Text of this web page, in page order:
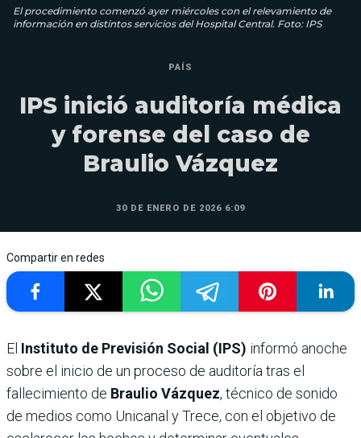
El procedimiento comenzó ayer miércoles con el relevamiento de
información en distintos servicios del Hospital Central. Foto: IPS
PAÍS
IPS inició auditoría médica
y forense del caso de
Braulio Vázquez
30 DE ENERO DE 2026 6:09
Compartir en redes
El Instituto de Previsión Social (IPS) informó anoche
sobre el inicio de un proceso de auditoría tras el
fallecimiento de Braulio Vázquez, técnico de sonido
de medios como Unicanal y Trece, con el objetivo de